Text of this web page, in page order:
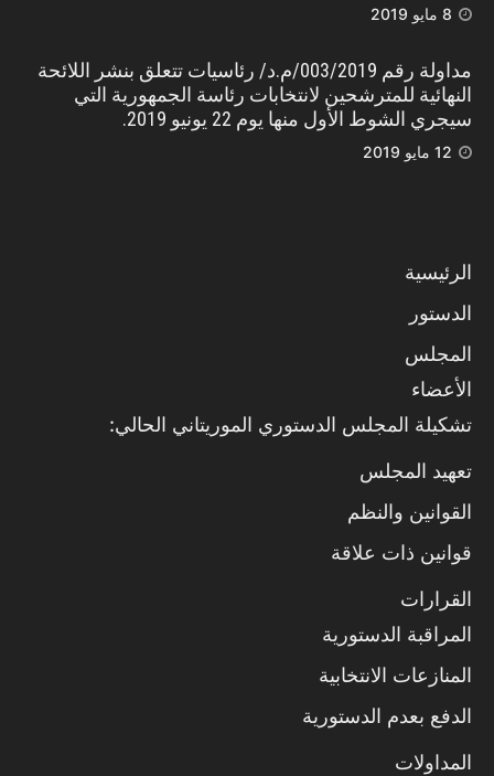
8 مايو 2019
مداولة رقم 003/2019/م.د/ رئاسيات تتعلق بنشر اللائحة
النهائية للمترشحين لانتخابات رئاسة الجمهورية التي
سيجري الشوط الأول منها يوم 22 يونيو 2019.
12 مايو 2019
الرئيسية
الدستور
المجلس
الأعضاء
تشكيلة المجلس الدستوري الموريتاني الحالي:
تعهيد المجلس
القوانين والنظم
قوانين ذات علاقة
القرارات
المراقبة الدستورية
المنازعات الانتخابية
الدفع بعدم الدستورية
المداولات